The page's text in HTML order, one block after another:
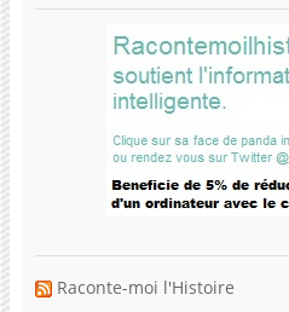
Raconte-moi l'Histoire